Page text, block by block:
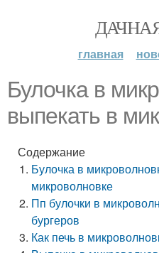
главная
Булочка в
выпекать в
Содержание
Булочка в
микроволновке
Пп булочки в
бургеров
Как печь в